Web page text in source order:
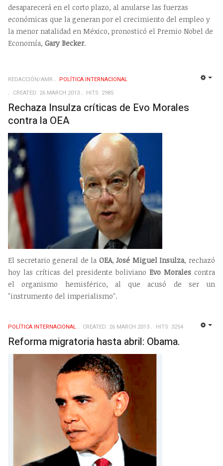
desaparecerá en el corto plazo, al anularse las fuerzas
económicas que la generan por el crecimiento del empleo y
la menor natalidad en México, pronosticó el Premio Nobel de
Economía, Gary Becker.
REDACCIÓN/AMR
POLÍTICA INTERNACIONAL
CREATED: 26 MARCH 2013
HITS: 2985
Rechaza Insulza críticas de Evo Morales
contra la OEA
El secretario general de la OEA,José Miguel Insulza, rechazó
hoy las críticas del presidente boliviano Evo Morales contra
el organismo hemisférico, al que acusó de ser un
"instrumento del imperialismo".
POLÍTICA INTERNACIONAL CREATED: 26 MARCH 2013 HITS: 3254
Reforma migratoria hasta abril: Obama.